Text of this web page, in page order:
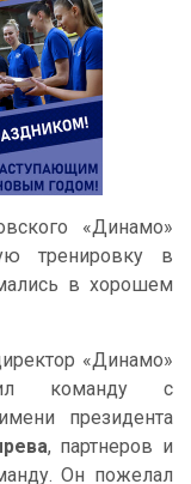
«Динамо»
тренировку в
в хорошем
«Динамо»
команду с
президента
, партнеров и
Он пожелал